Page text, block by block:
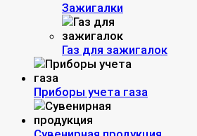
Зажигалки
Газ для зажигалок
Приборы учета газа